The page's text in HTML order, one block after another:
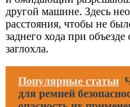
другой машине. Здесь
расстояния, чтобы не
заднего хода при
заглохла.
Популярные статьи
для ремней